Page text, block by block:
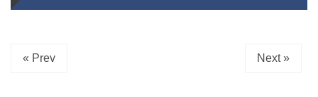
« Prev Next »